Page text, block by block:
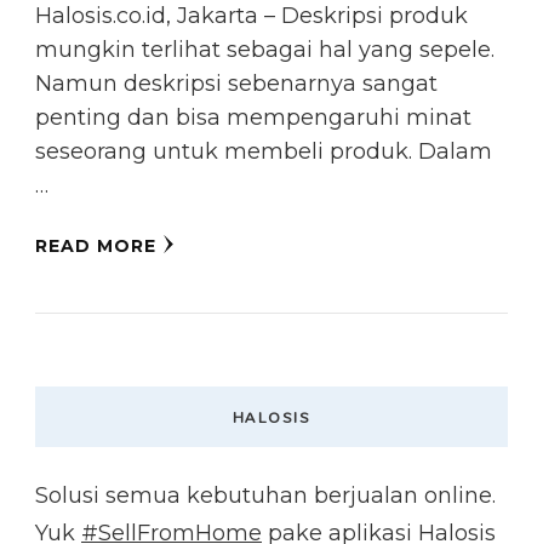
Halosis.co.id, Jakarta – Deskripsi produk
mungkin terlihat sebagai hal yang sepele.
Namun deskripsi sebenarnya sangat
penting dan bisa mempengaruhi minat
seseorang untuk membeli produk. Dalam
…
READ MORE
HALOSIS
Solusi semua kebutuhan berjualan online.
Yuk #SellFromHome pake aplikasi Halosis